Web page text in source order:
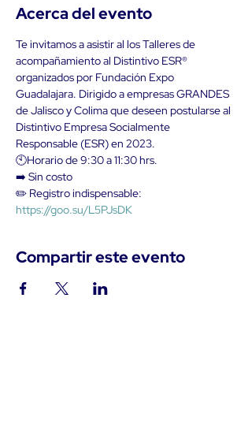
Acerca del evento
Te invitamos a asistir al los Talleres de
acompañamiento al Distintivo ESR®
organizados por Fundación Expo
Guadalajara. Dirigido a empresas GRANDES
de Jalisco y Colima que deseen postularse al
Distintivo Empresa Socialmente
Responsable (ESR) en 2023.
🕙Horario de 9:30 a 11:30 hrs.
➡️ Sin costo
✏️ Registro indispensable:
https://goo.su/L5PJsDK
Compartir este evento